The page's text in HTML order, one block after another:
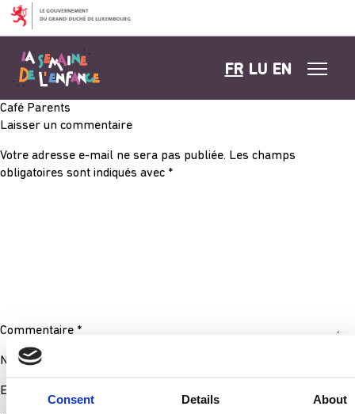
Consent Details About
Aller au contenu
FR LU EN
Café Parents
Laisser un commentaire
Votre adresse e-mail ne sera pas publiée. Les champs
obligatoires sont indiqués avec *
Commentaire *
Nom*
E-mail